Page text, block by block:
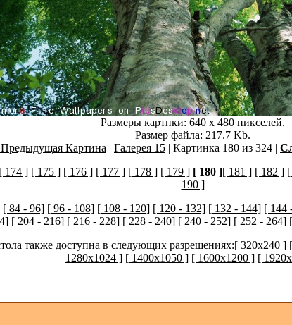
Размеры картнки: 640 x 480 пикселей.
Размер файла: 217.7 Kb.
Картина | Галерея 15 | Картинка 180 из 324 |
[ 174 ] [ 175 ] [ 176 ] [ 177 ] [ 178 ] [ 179 ] [ 180 ][ 181 ] [ 182 ]
190 ]
[ 84 - 96] [ 96 - 108] [ 108 - 120] [ 120 - 132] [ 132 - 144] [ 144
[ 204 - 216] [ 216 - 228] [ 228 - 240] [ 240 - 252] [ 252 - 264]
также доступна в следующих разрешениях:[ 320x240 ]
1280x1024 ] [ 1400x1050 ] [ 1600x1200 ] [